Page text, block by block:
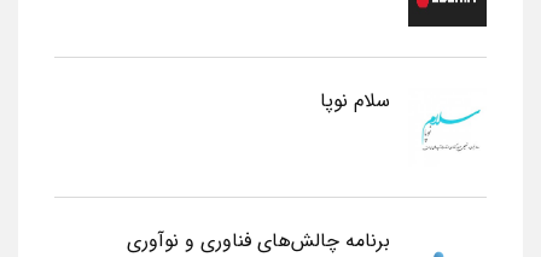
سلام نوپا
برنامه چالش‌های فناوری و نوآوری